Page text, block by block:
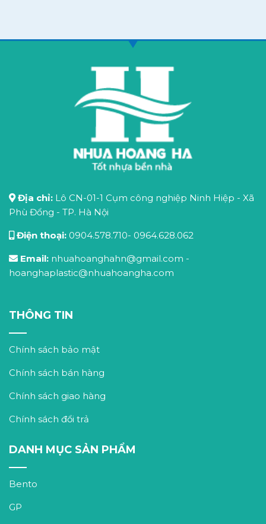
Địa chỉ: Lô CN-01-1 Cụm công nghiệp Ninh Hiệp - Xã
Phù Đổng - TP. Hà Nội
Điện thoại: 0904.578.710- 0964.628.062
Email: nhuahoanghahn@gmail.com -
hoanghaplastic@nhuahoangha.com
THÔNG TIN
Chính sách bảo mật
Chính sách bán hàng
Chính sách giao hàng
Chính sách đổi trả
DANH MỤC SẢN PHẨM
Bento
GP